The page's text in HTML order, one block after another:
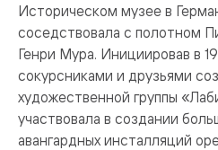
Историческом музее в
соседствовала с полотном
Генри Мура. Инициировав в
сокурсниками и друзьями
художественной группы
участвовала в создании
авангардных инсталляций